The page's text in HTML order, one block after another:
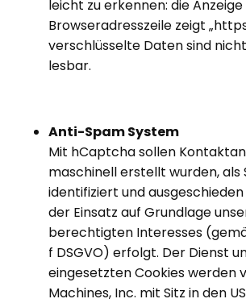
leicht zu erkennen: die
Browseradresszeile zeigt
verschlüsselte Daten sind
lesbar.
Anti-Spam System
Mit hCaptcha sollen
maschinell erstellt wurden, als
identifiziert und
der Einsatz auf Grundlage
berechtigten Interesses
f DSGVO) erfolgt. Der Dienst
eingesetzten Cookies werden
Machines, Inc. mit Sitz in den